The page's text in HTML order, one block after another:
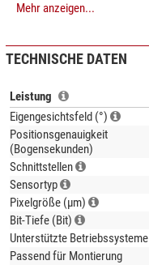
Die Elektronik berechnet aus
Polaralignment auch bei
Breitengraden die
Dieser iPolar hat einen
iOptron Montierungen
Unser
Der iPolar ist so
Bildschirm beim Einstellen
Ausrichtung (Polar
Mehr anzeigen...
TECHNISCHE DATEN
Leistung
Eigengesichtsfeld (°)
Positionsgenauigkeit
(Bogensekunden)
Schnittstellen
Sensortyp
Pixelgröße (µm)
Bit-Tiefe (Bit)
Unterstützte Betriebssysteme
Passend für Montierung